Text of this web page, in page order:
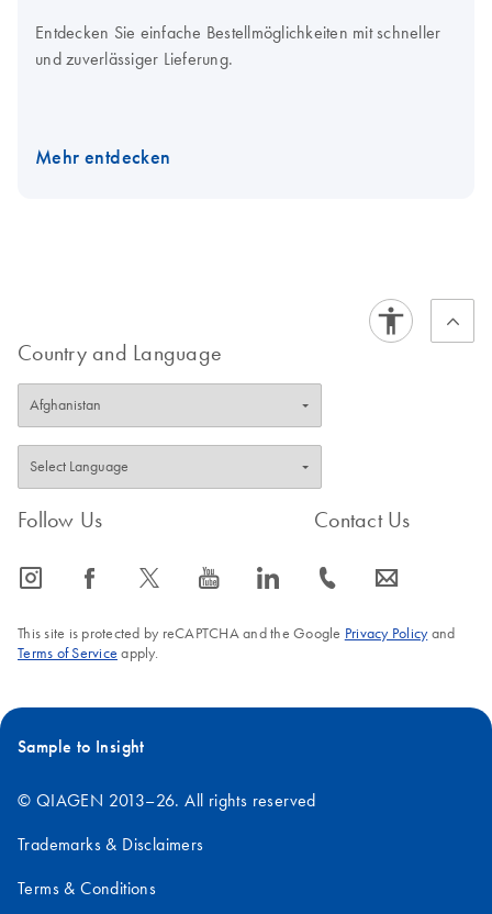
Entdecken Sie einfache Bestellmöglichkeiten mit schneller
und zuverlässiger Lieferung.
Mehr entdecken
Country and Language
Follow Us
icon_0065_instagram-s icon_0064_facebook-s icon_0340_cc_gen_x-s icon_0077_youtube-s icon_0066_linkedin-s
Contact Us
icon_0072_phone-s icon_0063_envelope-s
This site is protected by reCAPTCHA and the Google Privacy Policyand
Terms of Service apply.
Sample to Insight
© QIAGEN 2013–26. All rights reserved
Trademarks & Disclaimers
Terms & Conditions